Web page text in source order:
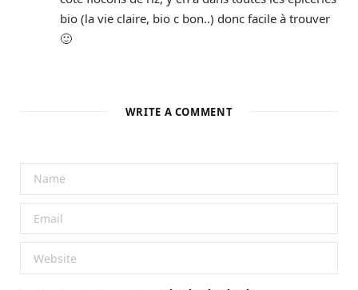
bio (la vie claire, bio c bon..) donc facile à trouver
🙂
WRITE A COMMENT